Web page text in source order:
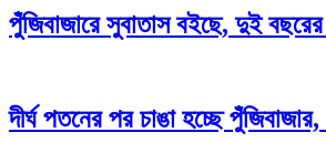
পুঁজিবাজারে সুবাতাস বইছে, দুই
দীর্ঘ পতনের পর চাঙা হচ্ছে